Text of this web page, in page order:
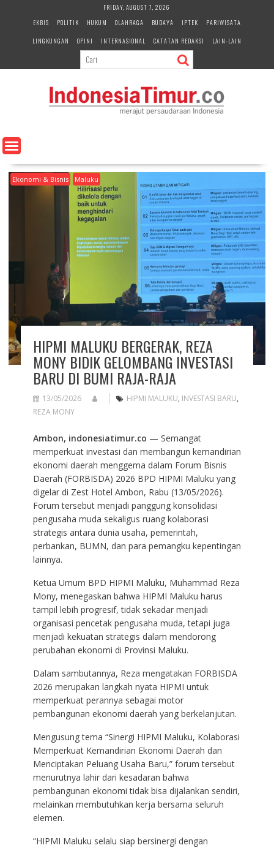
e
n
FRIDAY, AUGUST 7, 2026
EKBIS
POLITIK HUKUM OLAHRAGA BUDAYA IPTEK
PARIWISATA
LINGKUNGAN
OPINI INTERNASIONAL CATATAN REDAKSI LAIN-LAIN
Ekonomi & Bisnis Maluku
HIPMI MALUKU BERGERAK, REZA
MONY BIDIK GELOMBANG INVESTASI
BARU DI BUMI RAJA-RAJA
13/05/2026 HIPMI MALUKU, INVESTASI BARU,
REZA MONY
Ambon, indonesiatimur.co — Semangat
memperkuat investasi dan membangun kemandirian
ekonomi daerah menggema dalam Forum Bisnis
Daerah (FORBISDA) 2026 BPD HIPMI Maluku yang
digelar di Zest Hotel Ambon, Rabu (13/05/2026).
Forum tersebut menjadi panggung konsolidasi
pengusaha muda sekaligus ruang kolaborasi
strategis antara dunia usaha, pemerintah,
perbankan, BUMN, dan para pemangku kepentingan
lainnya.
Ketua Umum BPD HIPMI Maluku, Muhammad Reza
Mony, menegaskan bahwa HIPMI Maluku harus
tampil lebih progresif, tidak sekadar menjadi
organisasi pencetak pengusaha muda, tetapi juga
menjadi kekuatan strategis dalam mendorong
perubahan ekonomi di Provinsi Maluku.
Dalam sambutannya, Reza mengatakan FORBISDA
2026 merupakan langkah nyata HIPMI untuk
memperkuat perannya sebagai motor
pembangunan ekonomi daerah yang berkelanjutan.
Mengusung tema “Sinergi HIPMI Maluku, Kolaborasi
Memperkuat Kemandirian Ekonomi Daerah dan
Menciptakan Peluang Usaha Baru,” forum tersebut
menurutnya lahir dari kesadaran bahwa
pembangunan ekonomi tidak bisa dijalankan sendiri,
melainkan membutuhkan kerja bersama seluruh
elemen.
“HIPMI Maluku selalu siap bersinergi dengan